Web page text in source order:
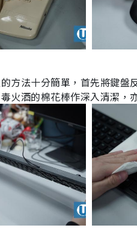
方法十分簡單，首先將鍵盤
火酒的棉花棒作深入清潔，